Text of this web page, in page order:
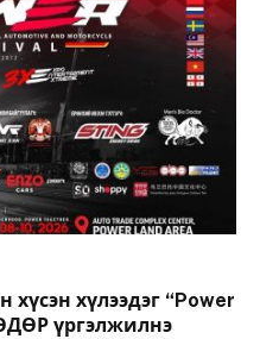
хүлээдэг “Power
үргэлжилнэ